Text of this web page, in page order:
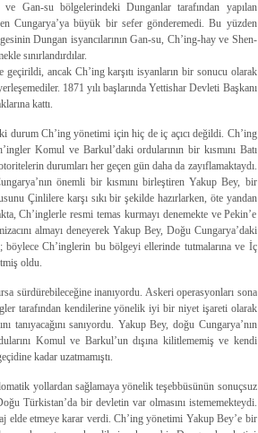
Gan-su bölgelerindeki Dunganlar tarafından yapılan
Cungarya’ya büyük bir sefer gönderemedi. Bu yüzden
Dungan isyancılarının Gan-su, Ch’ing-hay ve Shen-
sınırlandırdılar.
ancak Ch’ing karşıtı isyanların bir sonucu olarak
1871 yılı başlarında Yettishar Devleti Başkanı
kattı.
durum Ch’ing yönetimi için hiç de iç açıcı değildi. Ch’ing
Komul ve Barkul’daki ordularının bir kısmını Batı
durumları her geçen gün daha da zayıflamaktaydı.
önemli bir kısmını birleştiren Yakup Bey, bir
Çinlilere karşı sıkı bir şekilde hazırlarken, öte yandan
Ch’inglerle resmi temas kurmayı denemekte ve Pekin’e
almayı deneyerek Yakup Bey, Doğu Cungarya’daki
böylece Ch’inglerin bu bölgeyi ellerinde tutmalarına ve İç
oldu.
sürdürebileceğine inanıyordu. Askeri operasyonları sona
tarafından kendilerine yönelik iyi bir niyet işareti olarak
tanıyacağını sanıyordu. Yakup Bey, doğu Cungarya’nın
Komul ve Barkul’un dışına kilitlememiş ve kendi
kadar uzatmamıştı.
yollardan sağlamaya yönelik teşebbüsünün sonuçsuz
Türkistan’da bir devletin var olmasını istememekteydi.
elde etmeye karar verdi. Ch’ing yönetimi Yakup Bey’e bir